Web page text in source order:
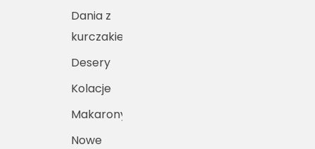
Dania z
kurczakiem
Desery
Kolacje
Makarony
Nowe